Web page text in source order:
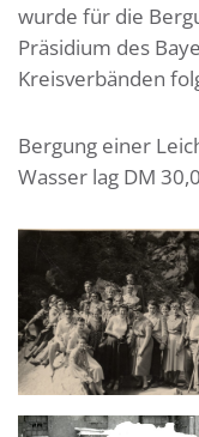
wurde für die
Präsidium des
Kreisverbänden
Bergung einer
Wasser lag DM